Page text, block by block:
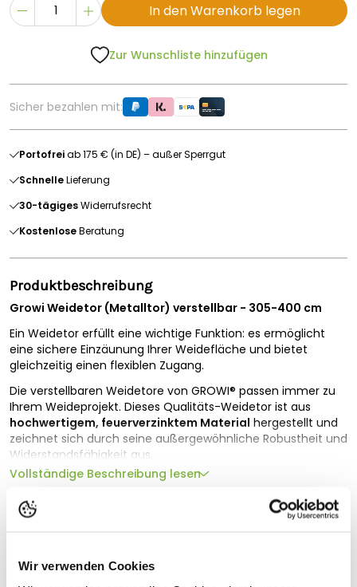
Wir verwenden Cookies
In den Warenkorb legen
Zur Wunschliste hinzufügen
Sicher bezahlen mit:
Portofreiab 175 € (in DE) – außer Sperrgut
SchnelleLieferung
30-tägigesWiderrufsrecht
KostenloseBeratung
Produktbeschreibung
Growi Weidetor (Metalltor) verstellbar - 305-400 cm
Ein Weidetor erfüllt eine wichtige Funktion: es ermöglicht
eine sichere Einzäunung Ihrer Weidefläche und bietet
gleichzeitig einen flexiblen Zugang.
Die verstellbaren Weidetore von GROWI® passen immer zu
Ihrem Weideprojekt. Dieses Qualitäts-Weidetor ist aus
hochwertigem, feuerverzinktem Material hergestellt und
zeichnet sich durch seine außergewöhnliche Robustheit und
Widerstandsfähigkeit aus.
Eine der besonderen Funktionen ist die
Konstruktion
. Sie können das Tor um ungefähr 1 Meter
erweitern, was es besonders flexibel für verschiedene
1¼" bietet es die erforderliche Robustheit, um verschiedenen
Vollständige Beschreibung lesen
Technische Spezifikationen